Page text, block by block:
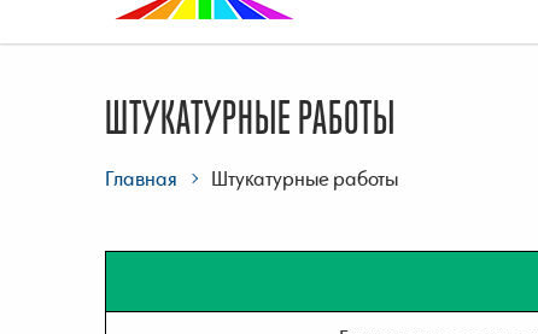
ШТУКАТУРНЫЕ РАБОТЫ
Главная Штукатурные работы